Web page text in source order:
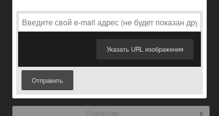
Указать URL изображения
Отправить
Подписчики 0